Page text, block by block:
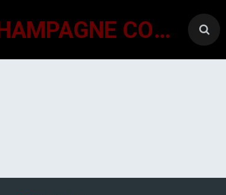
GÉNÉRATIONS MOUVEMENT INTERCLUBS CHAMPAGNE CONLINOISE